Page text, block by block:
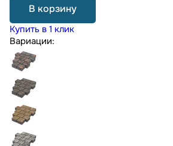
В корзину
Купить в 1 клик
Вариации: